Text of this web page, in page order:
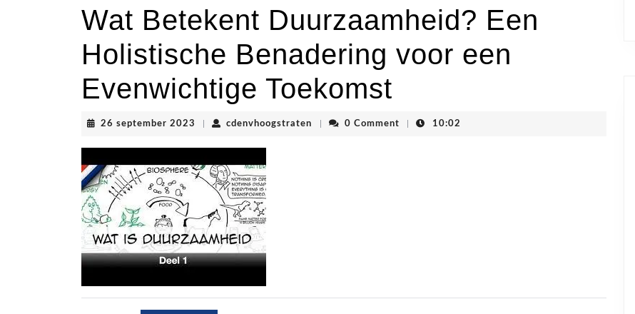
Wat Betekent Duurzaamheid? Een
Holistische Benadering voor een
Evenwichtige Toekomst
26 september 2023 26
2023
cdenvhoogstraten cdenvhoogstraten
0 Comment 10:02